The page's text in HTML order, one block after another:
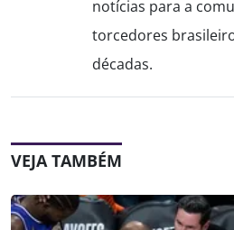
notícias para a
torcedores
décadas.
VEJA TAMBÉM